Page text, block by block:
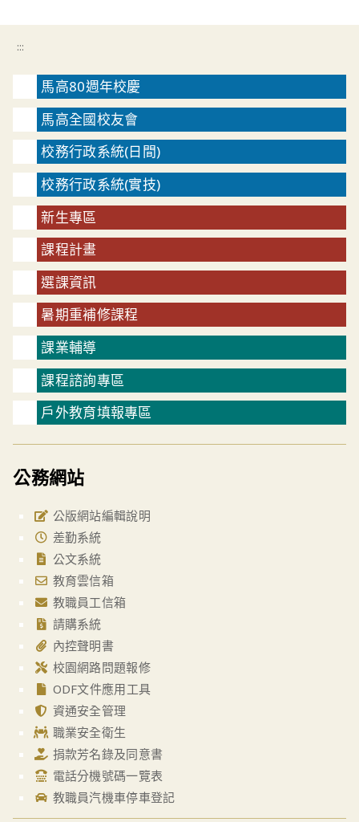
:::
馬高80週年校慶
馬高全國校友會
校務行政系統(日間)
校務行政系統(實技)
新生專區
課程計畫
選課資訊
暑期重補修課程
課業輔導
課程諮詢專區
戶外教育填報專區
公務網站
公版網站編輯說明
差勤系統
公文系統
教育雲信箱
教職員工信箱
請購系統
內控聲明書
校園網路問題報修
ODF文件應用工具
資通安全管理
職業安全衛生
捐款芳名錄及同意書
電話分機號碼一覽表
教職員汽機車停車登記